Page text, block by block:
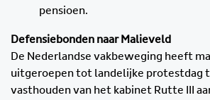
pensioen.
Defensiebonden naar Malieveld
De Nederlandse vakbeweging heeft
uitgeroepen tot landelijke protestdag
vasthouden van het kabinet Rutte III